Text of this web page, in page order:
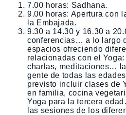
7.00 horas: Sadhana.
9.00 horas: Apertura con
la Embajada.
9.30 a 14.30 y 16.30 a
conferencias… a lo largo
espacios ofreciendo
relacionadas con el Yoga:
charlas, meditaciones…
gente de todas las
previsto incluir clases de
en familia, cocina
Yoga para la tercera
las sesiones de los